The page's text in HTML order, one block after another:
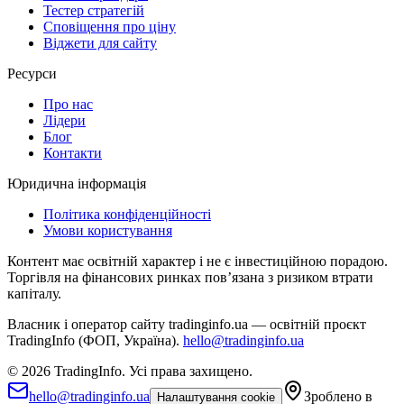
Тестер стратегій
Сповіщення про ціну
Віджети для сайту
Ресурси
Про нас
Лідери
Блог
Контакти
Юридична інформація
Політика конфіденційності
Умови користування
Контент має освітній характер і не є інвестиційною порадою.
Торгівля на фінансових ринках повʼязана з ризиком втрати
капіталу.
Власник і оператор сайту tradinginfo.ua — освітній проєкт
TradingInfo (ФОП, Україна). hello@tradinginfo.ua
© 2026 TradingInfo. Усі права захищено.
hello@tradinginfo.ua
Налаштування cookie
Зроблено в